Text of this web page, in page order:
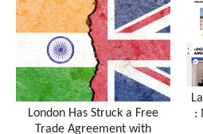
London Has Struck a Free
Trade Agreement with
: